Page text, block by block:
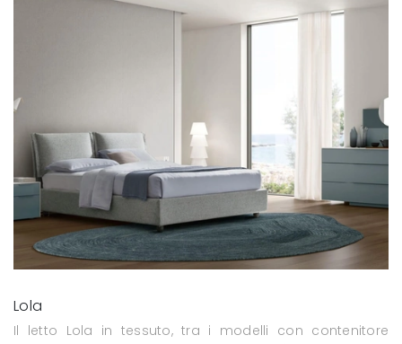
Lola
Il letto Lola in tessuto, tra i modelli con contenitore